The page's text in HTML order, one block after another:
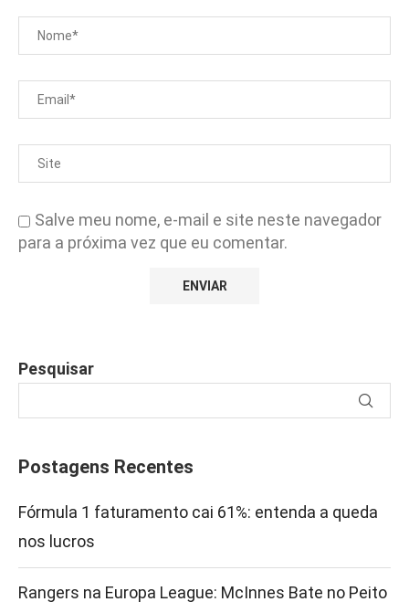
Salve meu nome, e-mail e site neste navegador
para a próxima vez que eu comentar.
Pesquisar
Postagens Recentes
Fórmula 1 faturamento cai 61%: entenda a queda
nos lucros
Rangers na Europa League: McInnes Bate no Peito